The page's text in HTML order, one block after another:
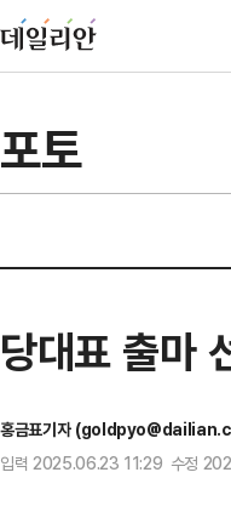
포토
당대표 출마
홍금표기자
입력 2025.06.23 11:29 수정